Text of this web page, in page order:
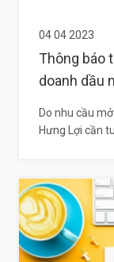
04 04 2023
Thông báo
doanh dầu
Do nhu cầu
Hưng Lợi cần